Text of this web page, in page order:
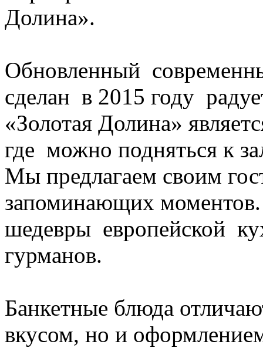
Долина».
Обновленный
сделан в 2015 году
«Золотая Долина»
где можно подняться к
Мы предлагаем своим
запоминающих
шедевры европейской
гурманов.
Банкетные блюда
вкусом, но и